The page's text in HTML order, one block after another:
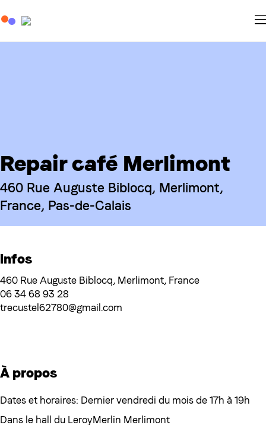
Repair café Merlimont
460 Rue Auguste Biblocq, Merlimont,
France, Pas-de-Calais
Infos
460 Rue Auguste Biblocq, Merlimont, France
06 34 68 93 28
trecustel62780@gmail.com
À propos
Dates et horaires: Dernier vendredi du mois de 17h à 19h
Dans le hall du LeroyMerlin Merlimont